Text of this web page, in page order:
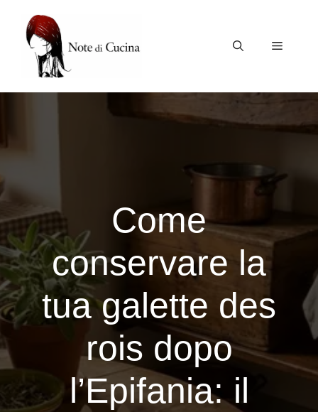
contenuto
Menu
Come
conservare la
tua galette des
rois dopo
l’Epifania: il